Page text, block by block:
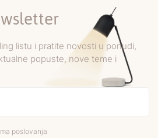
listu i pratite novosti u ponudi,
popuste, nove teme i
poslovanja